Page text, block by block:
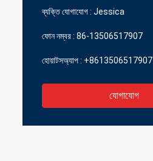
ব্যক্তি যোগাযোগ : Jessica
ফোন নম্বর : 86-13506517907
হোয়াটসঅ্যাপ : +8613506517907
যোগাযোগ